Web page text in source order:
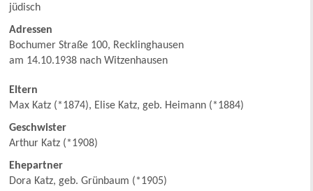
jüdisch
Adressen
Bochumer Straße 100, Recklinghausen
am 14.10.1938 nach Witzenhausen
Eltern
Max Katz (*1874), Elise Katz, geb. Heimann (*1884)
Geschwister
Arthur Katz (*1908)
Ehepartner
Dora Katz, geb. Grünbaum (*1905)